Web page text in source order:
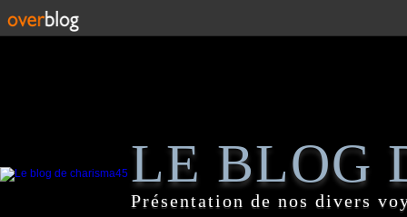
LE BLOG
Présentation de nos divers